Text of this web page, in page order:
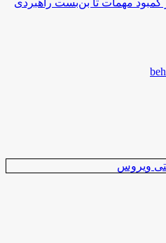
کمبود مهمات تا بن‌بست راهبردی
ویروس